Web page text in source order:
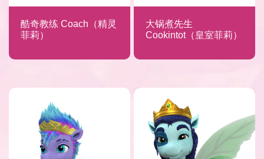
酷奇教练 Coach（精灵
菲莉）
大锅煮先生
Cookintot（皇室菲莉）